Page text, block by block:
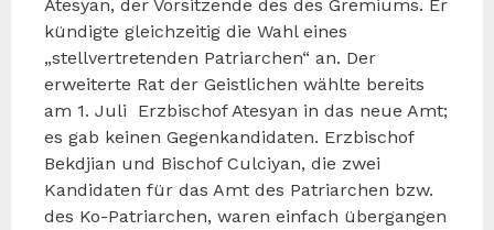
Atesyan, der Vorsitzende des des Gremiums. Er
kündigte gleichzeitig die Wahl eines
„stellvertretenden Patriarchen“ an. Der
erweiterte Rat der Geistlichen wählte bereits
am 1. Juli Erzbischof Atesyan in das neue Amt;
es gab keinen Gegenkandidaten. Erzbischof
Bekdjian und Bischof Culciyan, die zwei
Kandidaten für das Amt des Patriarchen bzw.
des Ko-Patriarchen, waren einfach übergangen